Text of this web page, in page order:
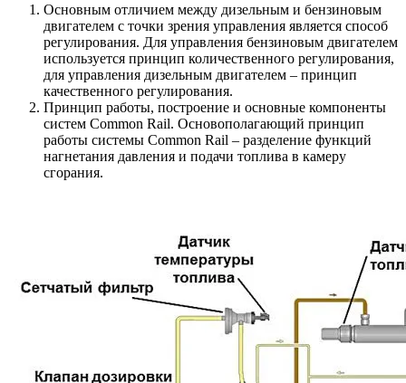
Основным отличием между дизельным и бензиновым
двигателем с точки зрения управления является способ
регулирования. Для управления бензиновым двигателем
используется принцип количественного регулирования,
для управления дизельным двигателем – принцип
качественного регулирования.
Принцип работы, построение и основные компоненты
систем Common Rail. Основополагающий принцип
работы системы Common Rail – разделение функций
нагнетания давления и подачи топлива в камеру
сгорания.